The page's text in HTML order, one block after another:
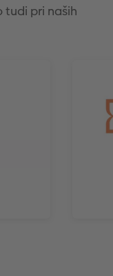
tudi pri naših